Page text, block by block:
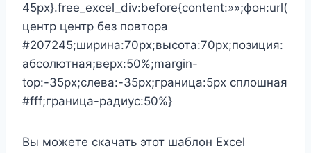
45px}.free_excel_div:before{content:»»;фон:url(
центр центр без повтора
#207245;ширина:70px;высота:70px;позиция:
абсолютная;верх:50%;margin-
top:-35px;слева:-35px;граница:5px сплошная
#fff;граница-радиус:50%}
Вы можете скачать этот шаблон Excel